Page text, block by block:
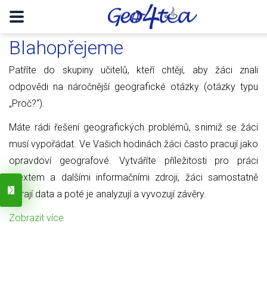
Blahopřejeme
Patříte do skupiny učitelů, kteří chtějí, aby žáci znali
odpovědi na náročnější geografické otázky (otázky typu
„Proč?“).
Máte rádi řešení geografických problémů, s nimiž se žáci
musí vypořádat. Ve Vašich hodinách žáci často pracují jako
opravdoví geografové. Vytváříte příležitosti pro práci
s textem a dalšími informačními zdroji, žáci samostatně
sbírají data a poté je analyzují a vyvozují závěry.
Zobrazit více